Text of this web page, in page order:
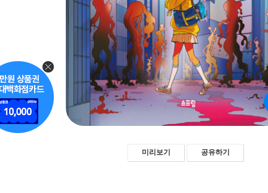
미리보기 공유하기